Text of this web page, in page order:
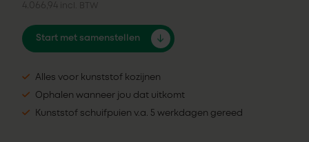
4.066,94 incl. BTW
Start met samenstellen
Alles voor kunststof kozijnen
Ophalen wanneer jou dat uitkomt
Kunststof schuifpuien v.a. 5 werkdagen gereed